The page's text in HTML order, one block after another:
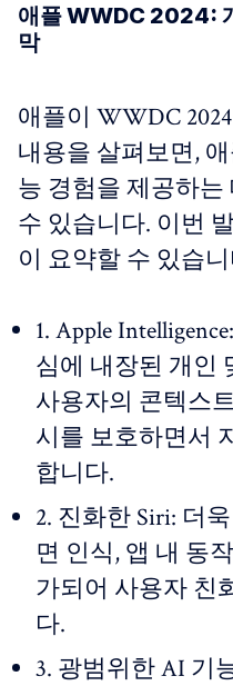
애플 WWDC 2024:
막
애플이 WWDC
내용을 살펴보면,
능 경험을 제공하
수 있습니다. 이번
이 요약할 수 있습
1. Apple
심에 내장된 개인
사용자의 콘텍스
시를 보호하면서
합니다.
2. 진화한 Siri: 더
면 인식, 앱 내 동
가되어 사용자 친
다.
3. 광범위한 AI 기